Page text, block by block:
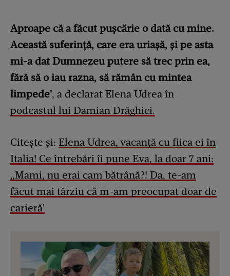
Aproape că a făcut pușcărie o dată cu mine.
Această suferință, care era uriașă, și pe asta
mi-a dat Dumnezeu putere să trec prin ea,
fără să o iau razna, să rămân cu mintea
limpede', a declarat Elena Udrea în
podcastul lui Damian Drăghici.
Citește și: Elena Udrea, vacanță cu fiica ei în
Italia! Ce întrebări îi pune Eva, la doar 7 ani:
„Mami, nu erai cam bătrână?! Da, te-am
făcut mai târziu că m-am preocupat doar de
carieră'